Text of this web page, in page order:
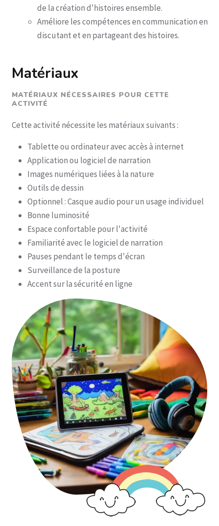
de la création d'histoires ensemble.
Améliore les compétences en communication en
discutant et en partageant des histoires.
Matériaux
MATÉRIAUX NÉCESSAIRES POUR CETTE
ACTIVITÉ
Cette activité nécessite les matériaux suivants :
Tablette ou ordinateur avec accès à internet
Application ou logiciel de narration
Images numériques liées à la nature
Outils de dessin
Optionnel : Casque audio pour un usage individuel
Bonne luminosité
Espace confortable pour l'activité
Familiarité avec le logiciel de narration
Pauses pendant le temps d'écran
Surveillance de la posture
Accent sur la sécurité en ligne